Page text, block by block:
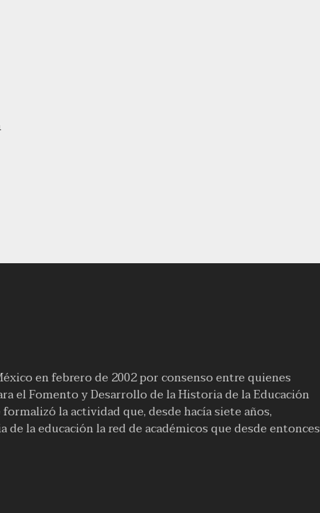
en febrero de 2002 por consenso entre quienes
el Fomento y Desarrollo de la Historia de la Educación
la actividad que, desde hacía siete años,
la educación la red de académicos que desde entonces